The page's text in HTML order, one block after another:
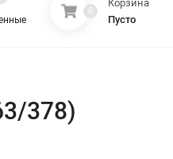
0
Корзина
Пусто
378)